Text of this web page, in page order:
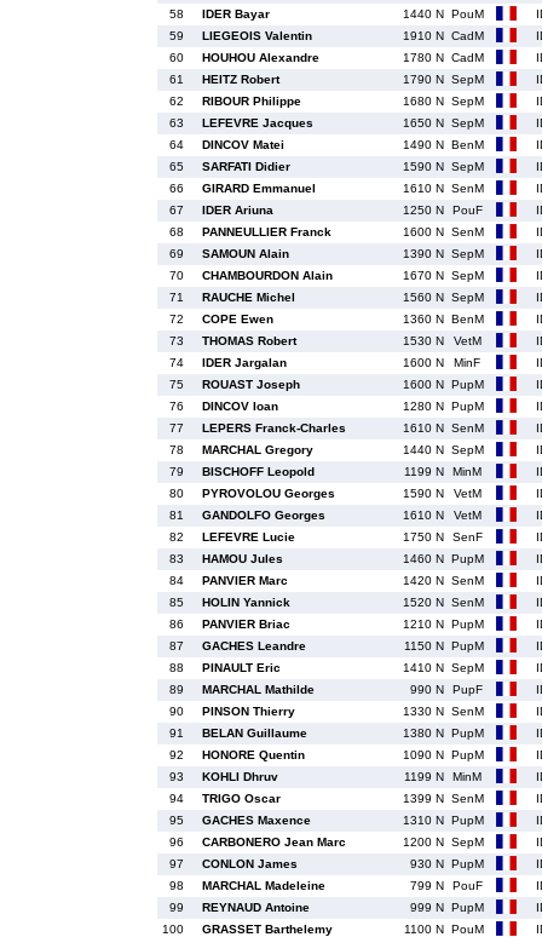
58
IDER Bayar 1440 N PouM
59
LIEGEOIS Valentin 1910 N CadM
60
HOUHOU Alexandre 1780 N CadM
61
HEITZ Robert 1790 N SepM
62
RIBOUR Philippe 1680 N SepM
63
LEFEVRE Jacques 1650 N SepM
64
DINCOV Matei 1490 N BenM
65
SARFATI Didier 1590 N SepM
66
GIRARD Emmanuel 1610 N SenM
67
IDER Ariuna 1250 N PouF
68
PANNEULLIER Franck 1600 N SenM
69
SAMOUN Alain 1390 N SepM
70
CHAMBOURDON Alain 1670 N SepM
71
RAUCHE Michel 1560 N SepM
72
COPE Ewen 1360 N BenM
73
THOMAS Robert 1530 N VetM
74
IDER Jargalan 1600 N MinF
75
ROUAST Joseph 1600 N PupM
76
DINCOV Ioan 1280 N PupM
77
LEPERS Franck-Charles 1610 N SenM
78
MARCHAL Gregory 1440 N SepM
79
BISCHOFF Leopold 1199 N MinM
80
PYROVOLOU Georges 1590 N VetM
81
GANDOLFO Georges 1610 N VetM
82
LEFEVRE Lucie 1750 N SenF
83
HAMOU Jules 1460 N PupM
84
PANVIER Marc 1420 N SenM
85
HOLIN Yannick 1520 N SenM
86
PANVIER Briac 1210 N PupM
87
GACHES Leandre 1150 N PupM
88
PINAULT Eric 1410 N SepM
89
MARCHAL Mathilde 990 N PupF
90
PINSON Thierry 1330 N SenM
91
BELAN Guillaume 1380 N PupM
92
HONORE Quentin 1090 N PupM
93
KOHLI Dhruv 1199 N MinM
94
TRIGO Oscar 1399 N SenM
95
GACHES Maxence 1310 N PupM
96
CARBONERO Jean Marc 1200 N SepM
97
CONLON James 930 N PupM
98
MARCHAL Madeleine 799 N PouF
99
REYNAUD Antoine 999 N PupM
100
GRASSET Barthelemy 1100 N PouM